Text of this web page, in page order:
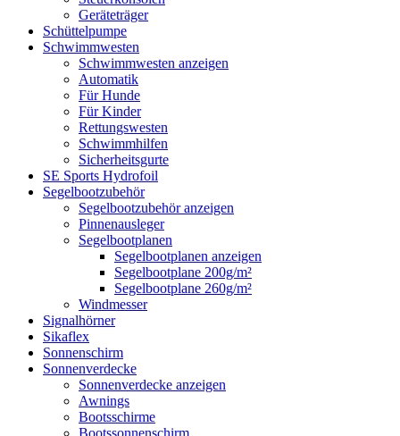
Geräteträger
Schüttelpumpe
Schwimmwesten
Schwimmwesten anzeigen
Automatik
Für Hunde
Für Kinder
Rettungswesten
Schwimmhilfen
Sicherheitsgurte
SE Sports Hydrofoil
Segelbootzubehör
Segelbootzubehör anzeigen
Pinnenausleger
Segelbootplanen
Segelbootplanen anzeigen
Segelbootplane 200g/m²
Segelbootplane 260g/m²
Windmesser
Signalhörner
Sikaflex
Sonnenschirm
Sonnenverdecke
Sonnenverdecke anzeigen
Awnings
Bootsschirme
Bootssonnenschirm